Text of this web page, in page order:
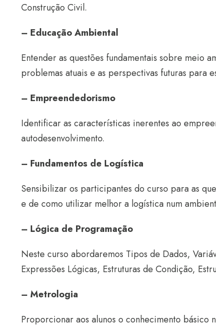
Construção Civil.
– Educação Ambiental
Entender as questões fundamentais sobre meio
problemas atuais e as perspectivas futuras para
– Empreendedorismo
Identificar as características inerentes ao
autodesenvolvimento.
– Fundamentos de Logística
Sensibilizar os participantes do curso para as
e de como utilizar melhor a logística num
– Lógica de Programação
Neste curso abordaremos Tipos de Dados,
Expressões Lógicas, Estruturas de Condição,
– Metrologia
Proporcionar aos alunos o conhecimento básico